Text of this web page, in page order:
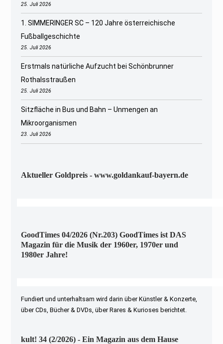
25. Juli 2026
1. SIMMERINGER SC – 120 Jahre österreichische
Fußballgeschichte
25. Juli 2026
Erstmals natürliche Aufzucht bei Schönbrunner
Rothalsstraußen
25. Juli 2026
Sitzfläche in Bus und Bahn – Unmengen an
Mikroorganismen
23. Juli 2026
Aktueller Goldpreis - www.goldankauf-bayern.de
GoodTimes 04/2026 (Nr.203) GoodTimes ist DAS
Magazin für die Musik der 1960er, 1970er und
1980er Jahre!
Fundiert und unterhaltsam wird darin über Künstler & Konzerte,
über CDs, Bücher & DVDs, über Rares & Kurioses berichtet.
kult! 34 (2/2026) - Ein Magazin aus dem Hause